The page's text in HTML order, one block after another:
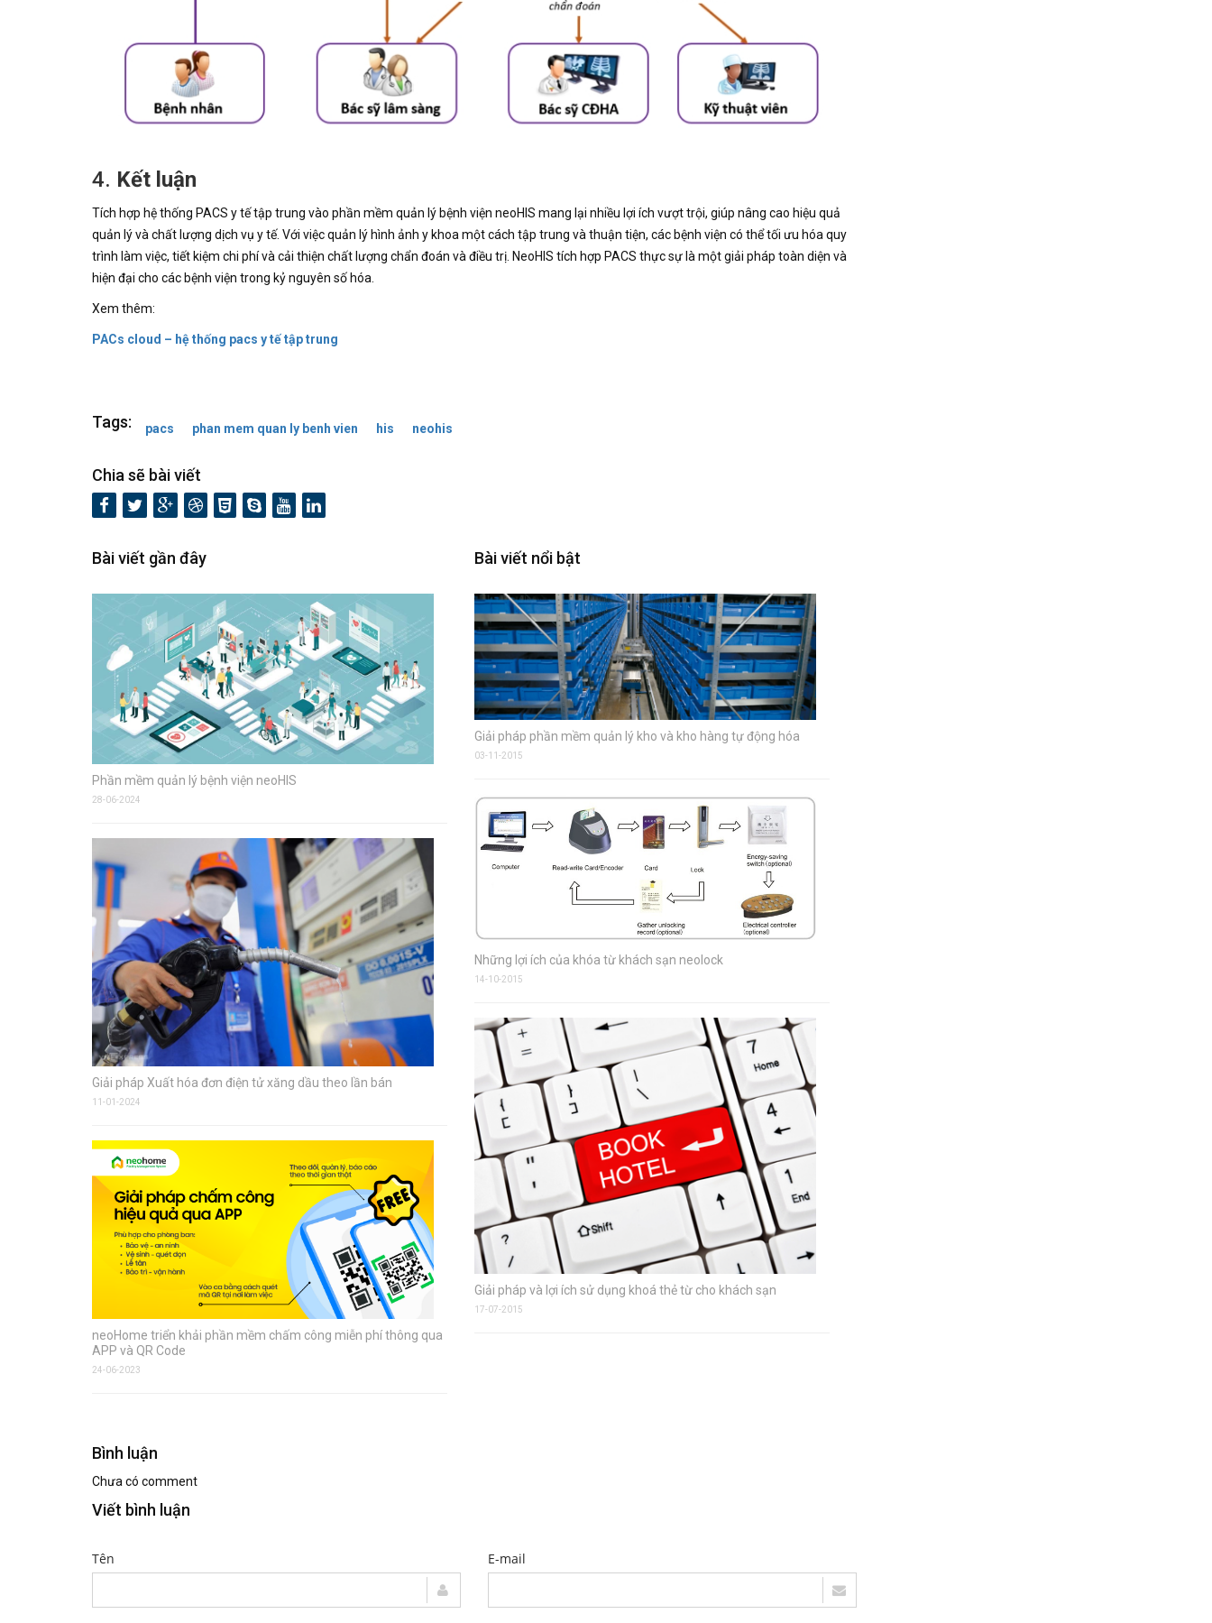
4. Kết luận
Tích hợp hệ thống PACS y tế tập trung vào phần mềm quản lý bệnh viện neoHIS mang lại nhiều lợi ích vượt trội, giúp nâng cao hiệu quả
quản lý và chất lượng dịch vụ y tế. Với việc quản lý hình ảnh y khoa một cách tập trung và thuận tiện, các bệnh viện có thể tối ưu hóa quy
trình làm việc, tiết kiệm chi phí và cải thiện chất lượng chẩn đoán và điều trị. NeoHIS tích hợp PACS thực sự là một giải pháp toàn diện và
hiện đại cho các bệnh viện trong kỷ nguyên số hóa.
Xem thêm:
PACs cloud – hệ thống pacs y tế tập trung
Tags: pacs phan mem quan ly benh vien his neohis
Chia sẽ bài viết
Bài viết gần đây
Phần mềm quản lý bệnh viện neoHIS
28-06-2024
Giải pháp Xuất hóa đơn điện tử xăng dầu theo lần bán
11-01-2024
neoHome triển khải phần mềm chấm công miễn phí thông qua
APP và QR Code
24-06-2023
Bài viết nổi bật
Giải pháp phần mềm quản lý kho và kho hàng tự động hóa
03-11-2015
Những lợi ích của khóa từ khách sạn neolock
14-10-2015
Giải pháp và lợi ích sử dụng khoá thẻ từ cho khách sạn
17-07-2015
Bình luận
Chưa có comment
Viết bình luận
Tên E-mail